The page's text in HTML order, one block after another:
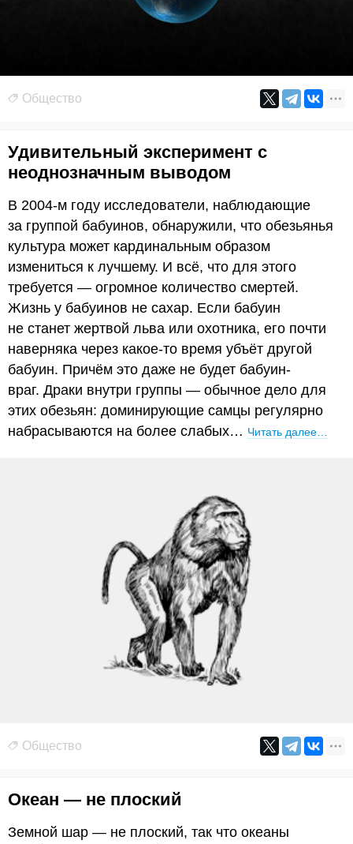
Общество
Удивительный эксперимент с
неоднозначным выводом
В 2004-м году исследователи, наблюдающие
за группой бабуинов, обнаружили, что обезьянья
культура может кардинальным образом
измениться к лучшему. И всё, что для этого
требуется — огромное количество смертей.
Жизнь у бабуинов не сахар. Если бабуин
не станет жертвой льва или охотника, его почти
наверняка через какое-то время убъёт другой
бабуин. Причём это даже не будет бабуин-
враг. Драки внутри группы — обычное дело для
этих обезьян: доминирующие самцы регулярно
набрасываются на более слабых… Читать далее…
Общество
Океан — не плоский
Земной шар — не плоский, так что океаны